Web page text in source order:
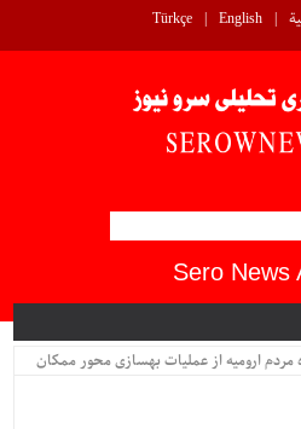
English
Türkçe
Sero News
مردم ارومیه از عملیات بهسازی محور ممکان